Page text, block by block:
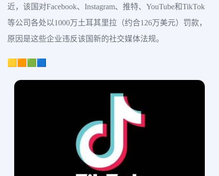
近，该国对Facebook、Instagram、推特、YouTube和TikTok
等公司各处以1000万土耳其里拉（约合126万美元）罚款，
原因是这些企业违反该国新的社交媒体法规。
🟨🟧🟩🟦